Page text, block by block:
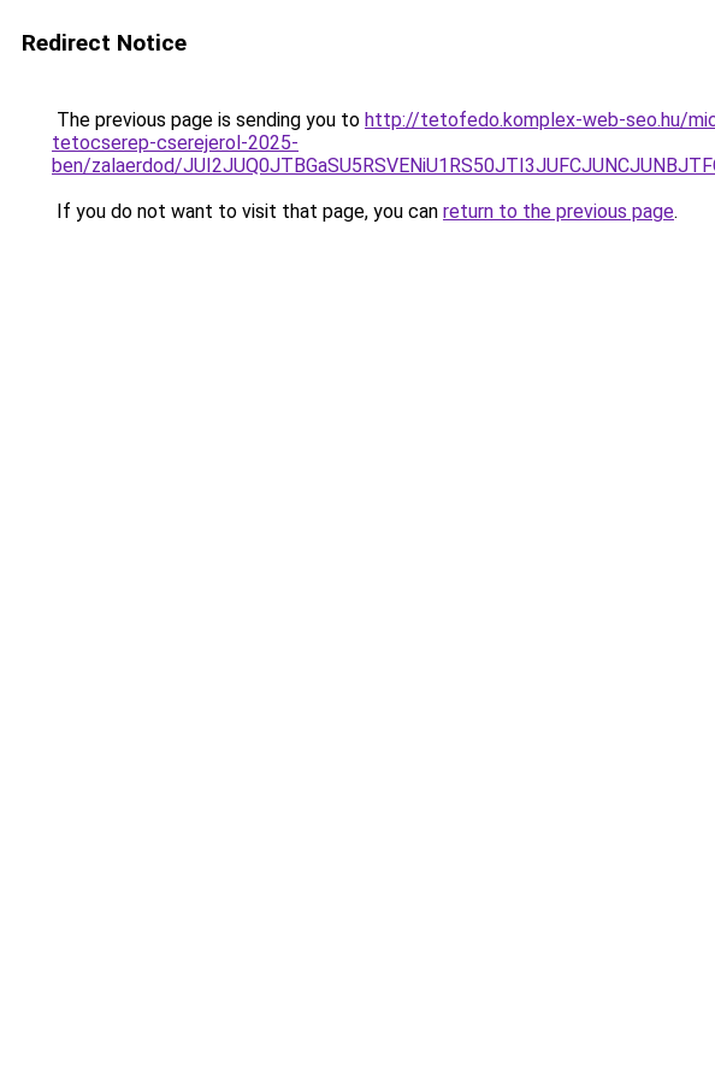
Redirect Notice
The previous page is sending you to http://tetofedo.komplex-web-seo.hu/
tetocserep-cserejerol-2025-
ben/zalaerdod/
If you do not want to visit that page, you can return to the previous page.